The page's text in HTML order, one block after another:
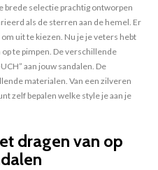
brede selectie prachtig ontworpen
als de sterren aan de hemel. Er
uit te kiezen. Nu je je veters hebt
te pimpen. De verschillende
aan jouw sandalen. De
materialen. Van een zilveren
zelf bepalen welke style je aan je
dragen van op